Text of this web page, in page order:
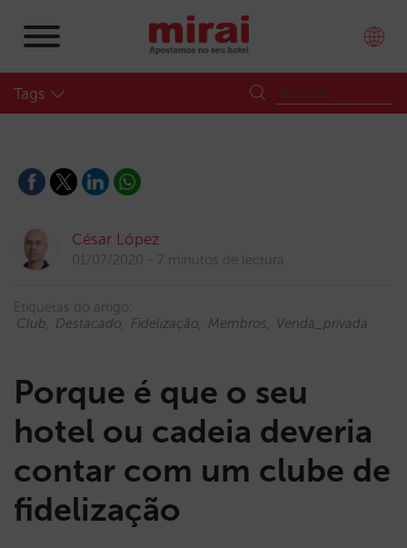
Tags
César López
01/07/2020 7 minutos de lectura
Etiquetas do artigo:
Club
Destacado Fidelização Membros Venda_privada
Porque é que o seu
hotel ou cadeia deveria
contar com um clube de
fidelização